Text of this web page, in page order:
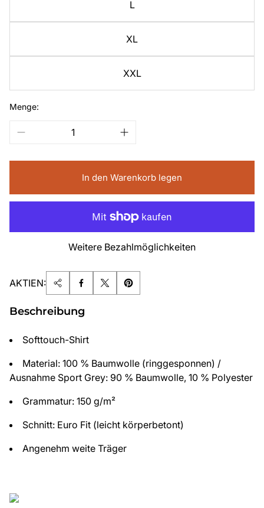
L
XL
XXL
Menge:
In den Warenkorb legen
Weitere Bezahlmöglichkeiten
AKTIEN:
Beschreibung
Softtouch-Shirt
Material: 100 % Baumwolle (ringgesponnen) /
Ausnahme Sport Grey: 90 % Baumwolle, 10 % Polyester
Grammatur: 150 g/m²
Schnitt: Euro Fit (leicht körperbetont)
Angenehm weite Träger